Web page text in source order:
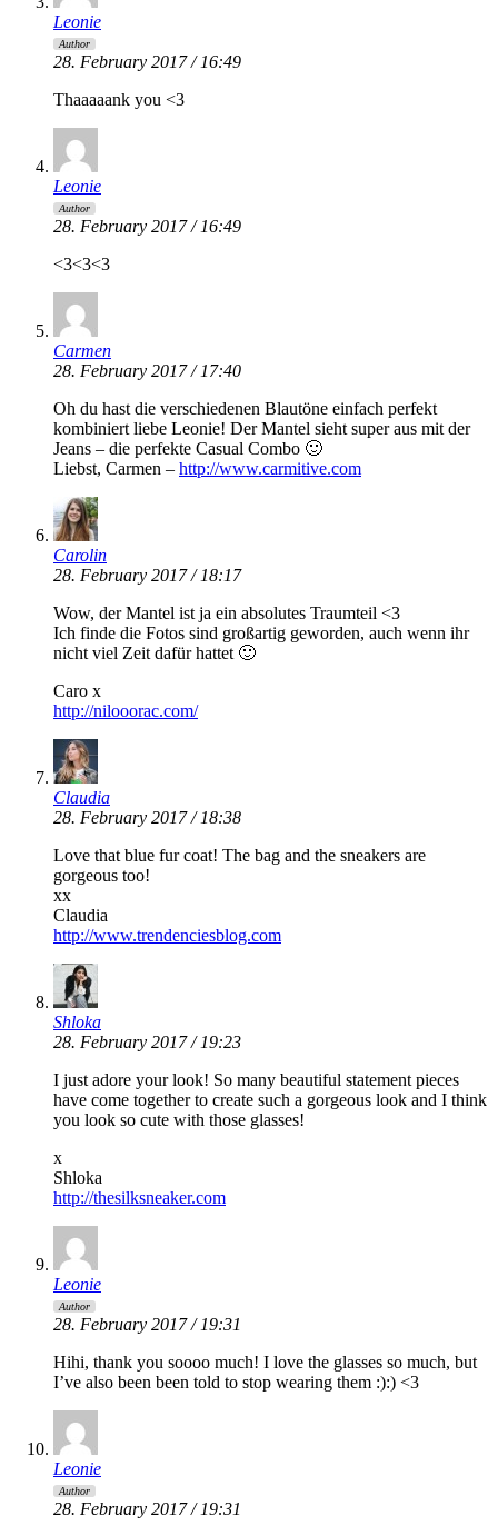
Leonie
Author
28. February 2017 / 16:49
Thaaaaank you <3
Leonie
Author
28. February 2017 / 16:49
<3<3<3
Carmen
28. February 2017 / 17:40
Oh du hast die verschiedenen Blautöne einfach perfekt
kombiniert liebe Leonie! Der Mantel sieht super aus mit der
Jeans – die perfekte Casual Combo 🙂
Liebst, Carmen – http://www.carmitive.com
Carolin
28. February 2017 / 18:17
Wow, der Mantel ist ja ein absolutes Traumteil <3
Ich finde die Fotos sind großartig geworden, auch wenn ihr
nicht viel Zeit dafür hattet 🙂
Caro x
http://nilooorac.com/
Claudia
28. February 2017 / 18:38
Love that blue fur coat! The bag and the sneakers are
gorgeous too!
xx
Claudia
http://www.trendenciesblog.com
Shloka
28. February 2017 / 19:23
I just adore your look! So many beautiful statement pieces
have come together to create such a gorgeous look and I think
you look so cute with those glasses!
x
Shloka
http://thesilksneaker.com
Leonie
Author
28. February 2017 / 19:31
Hihi, thank you soooo much! I love the glasses so much, but
I’ve also been been told to stop wearing them :):) <3
Leonie
Author
28. February 2017 / 19:31